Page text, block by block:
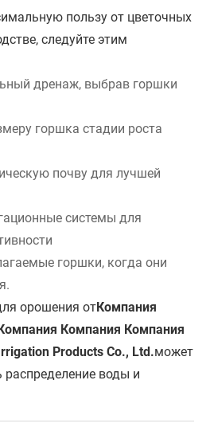
пользу от цветочных
следуйте этим
дренаж, выбрав горшки
горшка стадии роста
почву для лучшей
системы для
горшки, когда они
орошения отКомпания
Компания Компания
Products Co., Ltd.может
воды и